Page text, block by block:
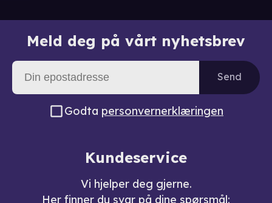
Meld deg på vårt nyhetsbrev
Send
Godta personvernerklæringen
Kundeservice
Vi hjelper deg gjerne.
Her finner du svar på dine spørsmål: